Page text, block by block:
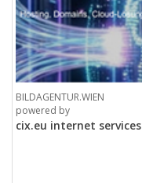
BILDAGENTUR.WIEN
powered by
cix.eu internet services